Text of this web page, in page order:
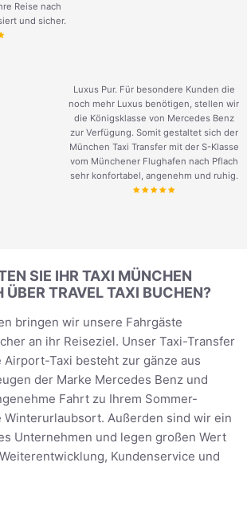
Reise nach
und sicher.
Luxus Pur. Für besondere Kunden die
noch mehr Luxus benötigen, stellen wir
die Königsklasse von Mercedes Benz
zur Verfügung. Somit gestaltet sich der
München Taxi Transfer mit der S-Klasse
vom Münchener Flughafen nach Pflach
sehr konfortabel, angenehm und ruhig.
SIE IHR TAXI MÜNCHEN
ÜBER TRAVEL TAXI BUCHEN?
bringen wir unsere Fahrgäste
an ihr Reiseziel. Unser Taxi-Transfer
Taxi besteht zur gänze aus
der Marke Mercedes Benz und
Fahrt zu Ihrem Sommer-
Winterurlaubsort. Außerden sind wir ein
Unternehmen und legen großen Wert
Kundenservice und